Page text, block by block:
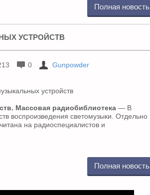
Полная новость
УСТРОЙСТВ
0 Gunpowder
Массовая радиобиблиотека — В
воспроизведения светомузыки. Отдельно
на радиоспециалистов и
Полная новость